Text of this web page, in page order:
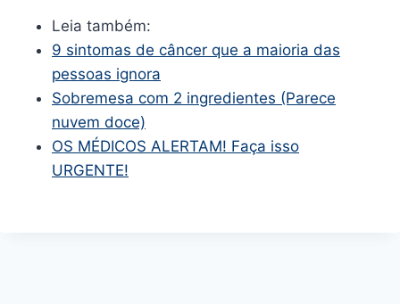
Leia também:
9 sintomas de câncer que a maioria das
pessoas ignora
Sobremesa com 2 ingredientes (Parece
nuvem doce)
OS MÉDICOS ALERTAM! Faça isso
URGENTE!